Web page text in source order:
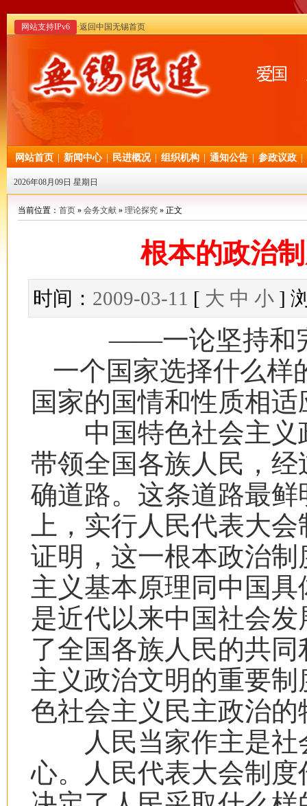
网站支持IPv6 ·返回中国无锡首页
网站首页 新闻中心 民进概况 组织机构 通知公告 参政议政
2026年08月09日 星期日
当前位置： 首页 » 会务文献 » 理论探究 » 正文
根本的政治
时间： 2009-03-11 [ 大 中 小]
——一论坚持和
一个国家选择什么样
国家的国情和性质相适
中国特色社会主义
带领全国各族人民，
确道路。这条道路最
上，实行人民代表大
证明，这一根本政治
主义基本原理同中国
是近代以来中国社会
了全国各族人民的共
主义政治文明的重要
色社会主义民主政治
人民当家作主是社
心。人民代表大会制